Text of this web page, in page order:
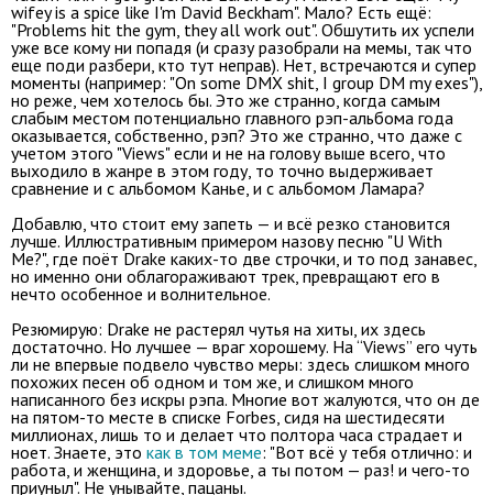
wifey is a spice like I'm David Beckham". Мало? Есть ещё:
"Problems hit the gym, they all work out". Обшутить их успели
уже все кому ни попадя (и сразу разобрали на мемы, так что
еще поди разбери, кто тут неправ). Нет, встречаются и супер
моменты (например: "On some DMX shit, I group DM my exes"),
но реже, чем хотелось бы. Это же странно, когда самым
слабым местом потенциально главного рэп-альбома года
оказывается, собственно, рэп? Это же странно, что даже с
учетом этого "Views" если и не на голову выше всего, что
выходило в жанре в этом году, то точно выдерживает
сравнение и с альбомом Канье, и с альбомом Ламара?
Добавлю, что стоит ему запеть — и всё резко становится
лучше. Иллюстративным примером назову песню "U With
Me?", где поёт Drake каких-то две строчки, и то под занавес,
но именно они облагораживают трек, превращают его в
нечто особенное и волнительное.
Резюмирую: Drake не растерял чутья на хиты, их здесь
достаточно. Но лучшее — враг хорошему. На “Views” его чуть
ли не впервые подвело чувство меры: здесь слишком много
похожих песен об одном и том же, и слишком много
написанного без искры рэпа. Многие вот жалуются, что он де
на пятом-то месте в списке Forbes, сидя на шестидесяти
миллионах, лишь то и делает что полтора часа страдает и
ноет. Знаете, это как в том меме: "Вот всё у тебя отлично: и
работа, и женщина, и здоровье, а ты потом — раз! и чего-то
приуныл". Не унывайте, пацаны.